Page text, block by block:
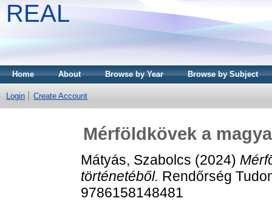
REAL
Home About Browse by Year Browse by Subject
Login Create Account
Mérföldkövek a
Mátyás, Szabolcs (2024)
történetéből. Rendőrség
9786158148481